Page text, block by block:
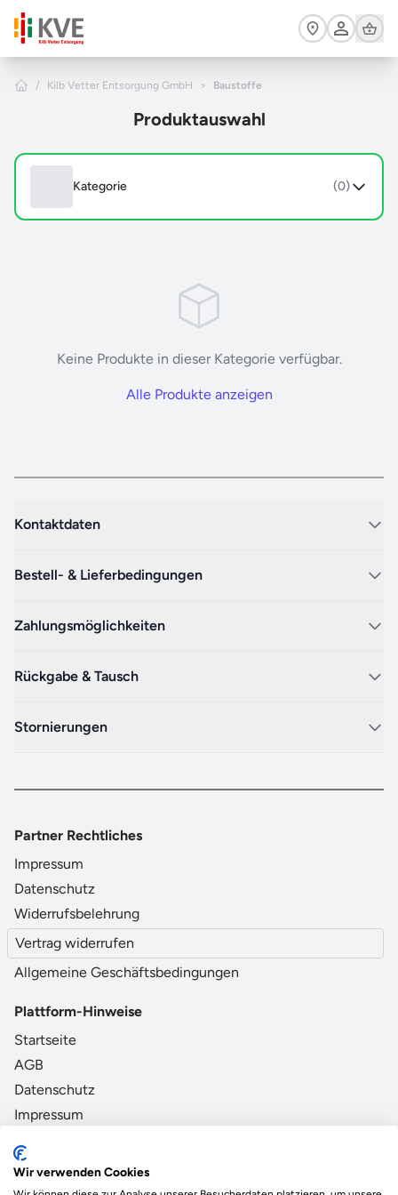
Zum Hauptinhalt springen
Home
Cart
/ Kilb Vetter Entsorgung GmbH > Baustoffe
Produktauswahl
Kategorie (0)
Keine Produkte in dieser Kategorie verfügbar.
Alle Produkte anzeigen
Kontaktdaten
Bestell- & Lieferbedingungen
Zahlungsmöglichkeiten
Rückgabe & Tausch
Stornierungen
Partner Rechtliches
Impressum
Datenschutz
Widerrufsbelehrung
Vertrag widerrufen
Allgemeine Geschäftsbedingungen
Plattform-Hinweise
Startseite
AGB
Datenschutz
Impressum
Zahlungsmethoden Partner
Wir verwenden Cookies